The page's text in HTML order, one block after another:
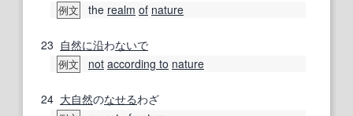
例文 the realm of nature
23 自然に沿わないで
例文 not according to nature
24 大自然のなせるわざ